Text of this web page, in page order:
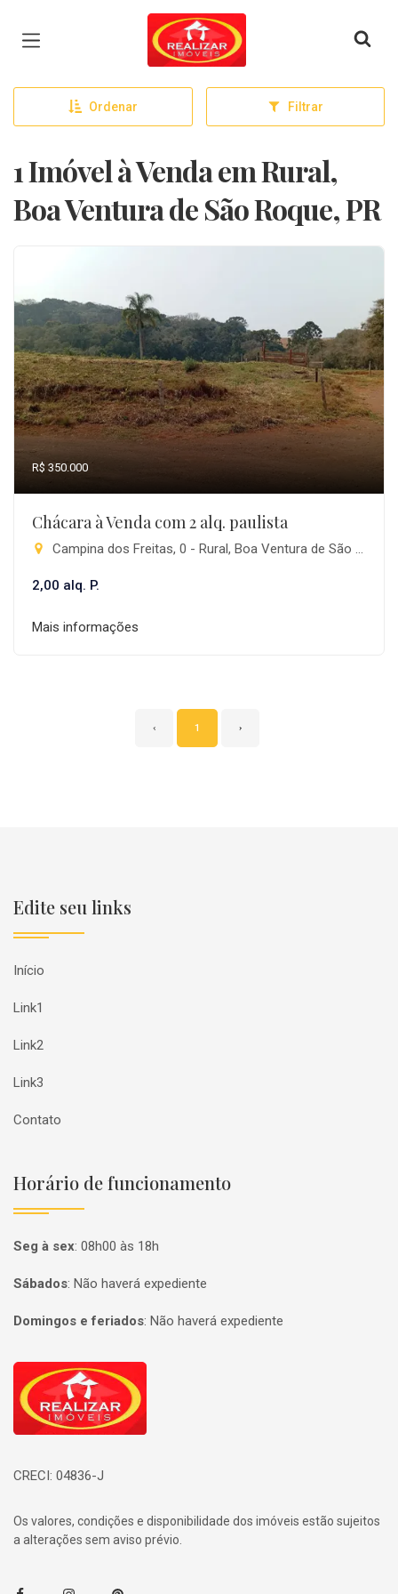
Página inicial
Ordenar Filtrar
1 Imóvel à Venda em Rural,
Boa Ventura de São Roque, PR
R$ 350.000
Chácara à Venda com 2 alq. paulista
Campina dos Freitas, 0 - Rural, Boa Ventura de São Roque-PR
2,00 alq. P.
Mais informações
‹ 1 ›
Edite seu links
Início
Link1
Link2
Link3
Contato
Horário de funcionamento
Seg à sex: 08h00 às 18h
Sábados: Não haverá expediente
Domingos e feriados: Não haverá expediente
Página inicial
CRECI: 04836-J
Os valores, condições e disponibilidade dos imóveis estão sujeitos
a alterações sem aviso prévio.